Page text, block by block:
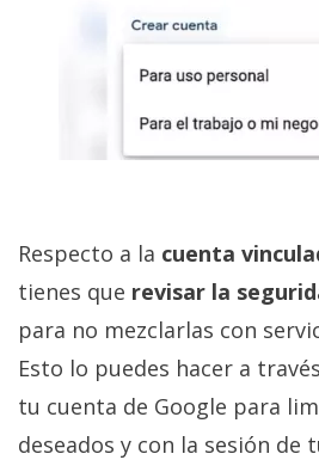
Respecto a la cuenta
tienes que revisar la
para no mezclarlas con
Esto lo puedes hacer a
tu cuenta de Google para
deseados y con la sesión